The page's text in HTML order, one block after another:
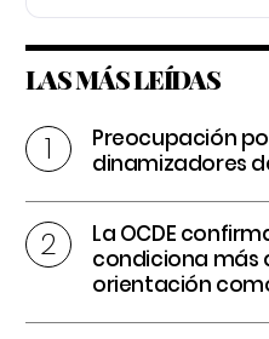
LAS MÁS LEÍDAS
Preocupación
dinamizadores
La OCDE
condiciona más
orientación